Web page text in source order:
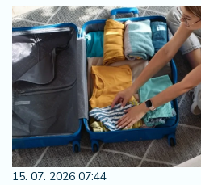
15. 07. 2026 07:44